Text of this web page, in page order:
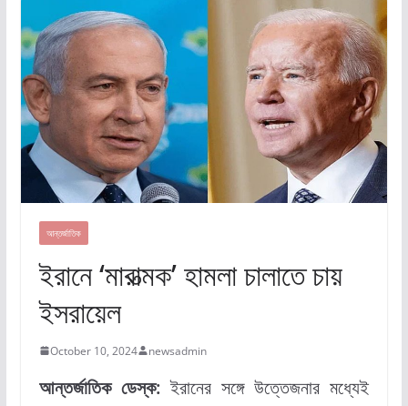
আন্তর্জাতিক
ইরানে ‘মারাত্মক’ হামলা চালাতে চায়
ইসরায়েল
October 10, 2024 newsadmin
আন্তর্জাতিক ডেস্ক:ইরানের সঙ্গে উত্তেজনার মধ্যেই